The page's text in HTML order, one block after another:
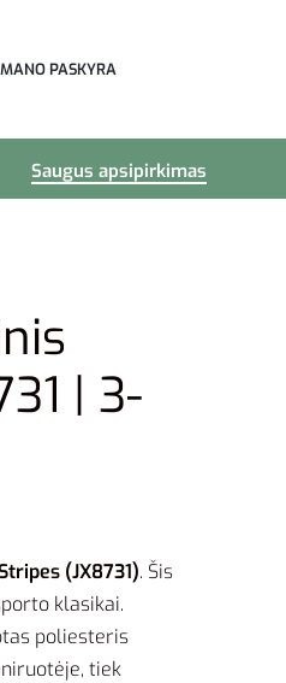
MANO PASKYRA
Saugus apsipirkimas
| 3-
(JX8731). Šis
klasikai.
poliesteris
tiek